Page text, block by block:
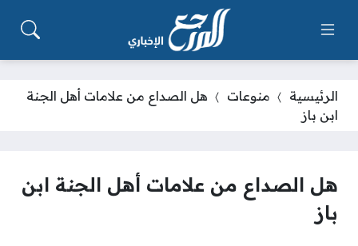
الرئيسية منوعات
هل الصداع من علامات أهل الجنة
ابن باز
هل الصداع من علامات أهل الجنة ابن
باز